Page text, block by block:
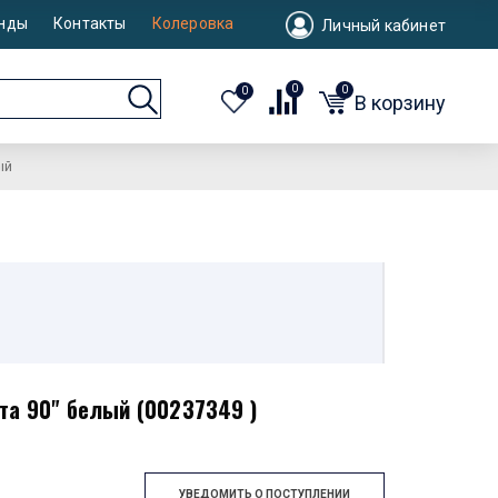
Контакты Колеровка Личный кабинет
0 0 0
В корзину
90" белый (00237349 )
УВЕДОМИТЬ О ПОСТУПЛЕНИИ